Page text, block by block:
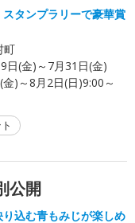
タンプラリーで豪華賞
町
日(金)～7月31日(金)
)～8月2日(日)9:00～
公開
込む青もみじが楽しめ